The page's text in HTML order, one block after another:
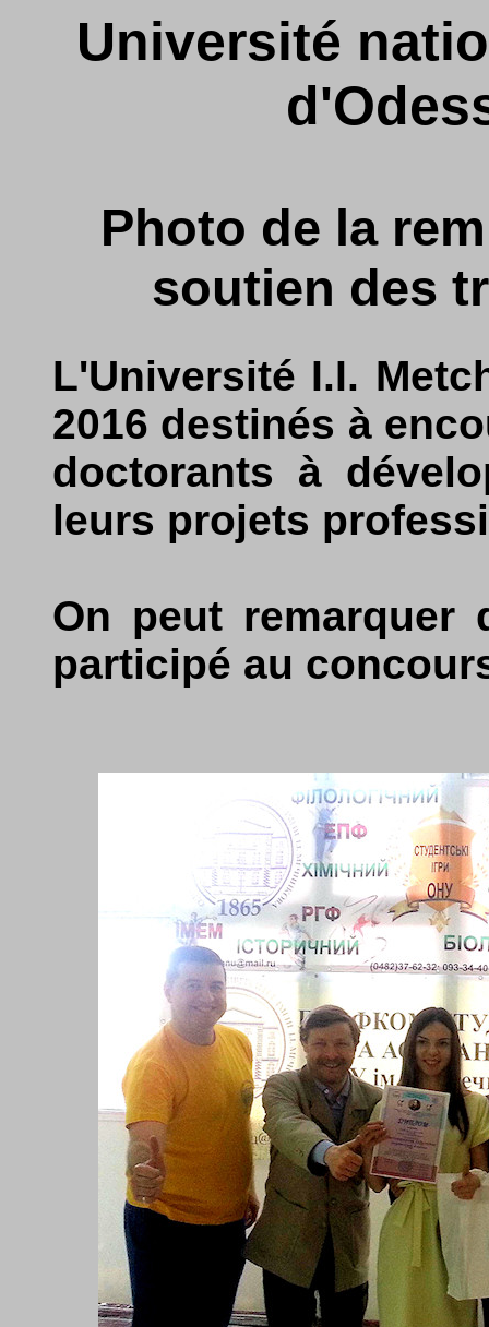
Université
Photo de la
soutien des
L'Université I.I.
2016 destinés à
doctorants à
leurs projets
On peut remarquer
participé au